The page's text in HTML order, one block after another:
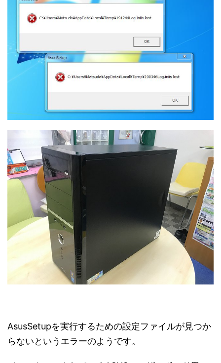
AsusSetupを実行するための設定ファイルが見つか
らないというエラーのようです。